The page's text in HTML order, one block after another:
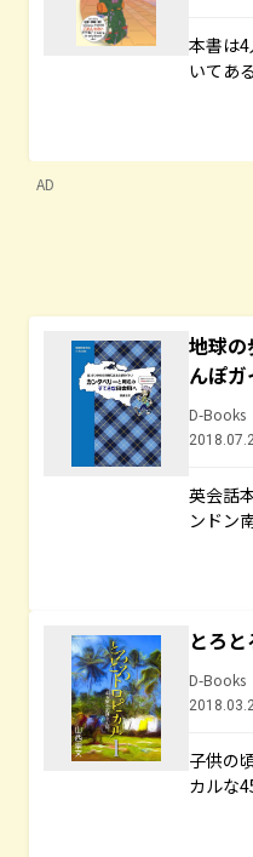
本書は
いてあ
AD
地球の
んぽ
D-Books
英会話
ンドン
とろ
D-Books
子供の
カルな